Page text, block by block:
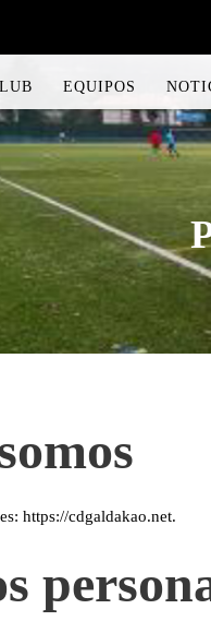
EQUIPOS
https://cdgaldakao.net.